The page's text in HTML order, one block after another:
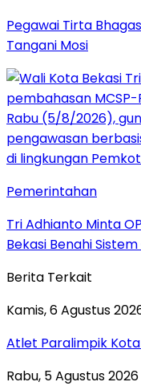
Pegawai Tirta
Tangani Mosi
Pemerintahan
Tri Adhianto Minta
Bekasi Benahi
Berita Terkait
Kamis, 6 Agustus
Atlet Paralimpik
Rabu, 5 Agustus 2026